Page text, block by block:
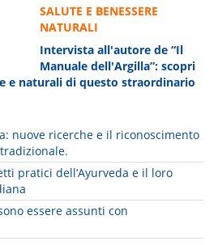
SALUTE E BENESSERE
NATURALI
Intervista all'autore de “Il
Manuale dell'Argilla”: scopri
e naturali di questo straordinario
nuove ricerche e il riconoscimento
pratici dell’Ayurveda e il loro
essere assunti con